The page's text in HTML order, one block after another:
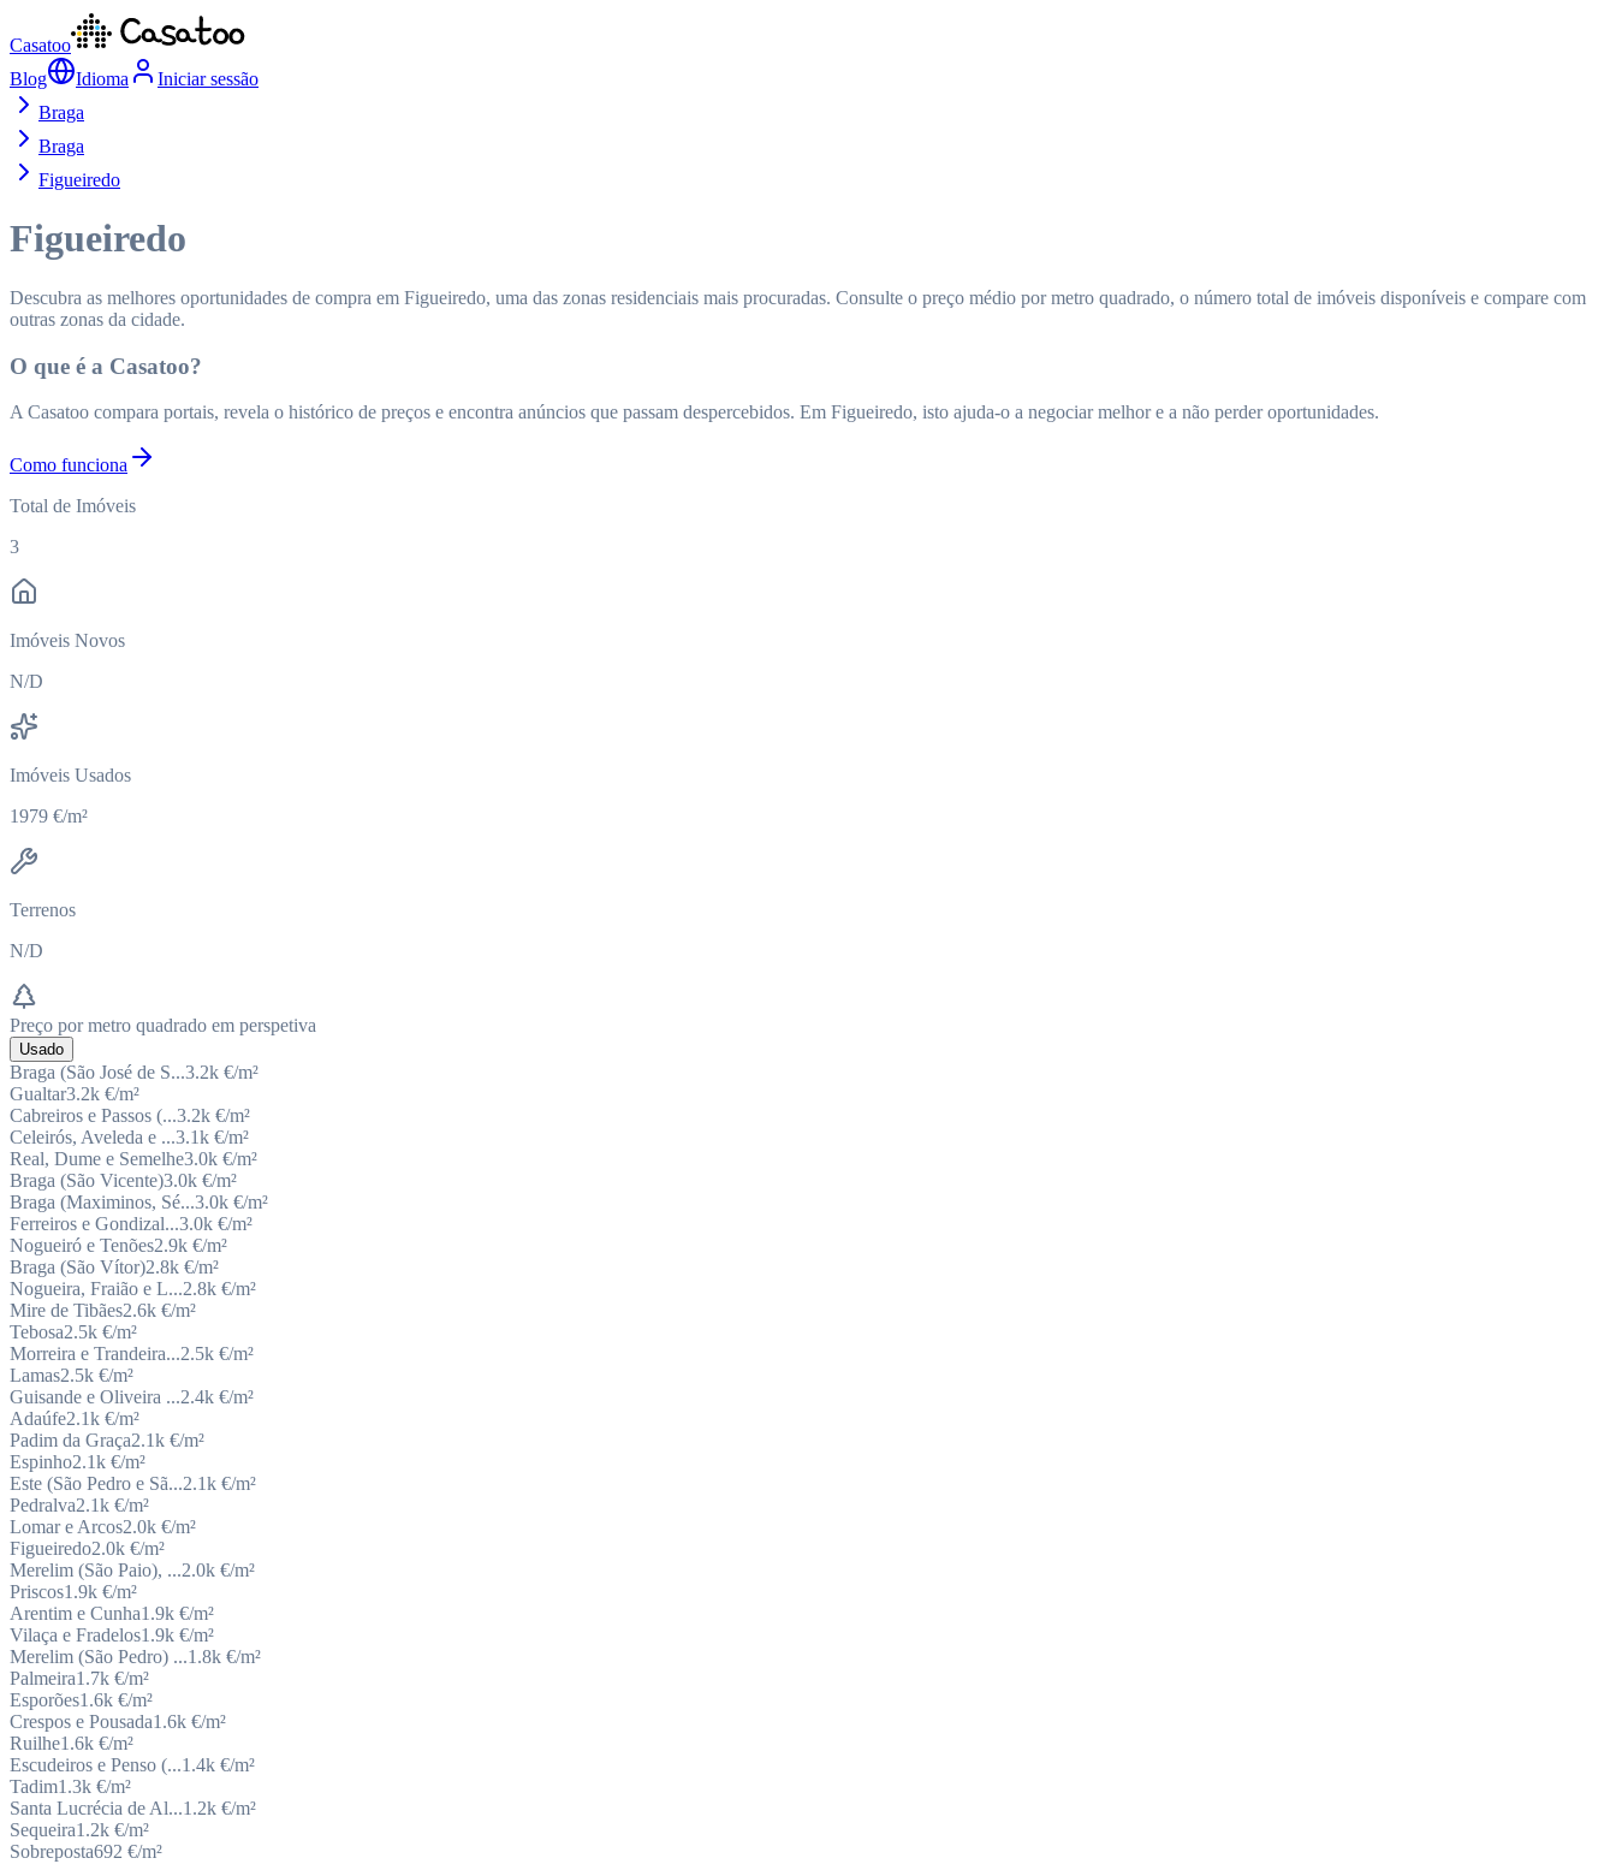
Casatoo
Blog
Idioma
Iniciar sessão
Braga
Braga
Figueiredo
Figueiredo
Descubra as melhores oportunidades de compra em Figueiredo, uma das zonas residenciais mais procuradas. Consulte o preço médio por metro quadrado, o número total de imóveis disponíveis e compare com
outras zonas da cidade.
O que é a Casatoo?
A Casatoo compara portais, revela o histórico de preços e encontra anúncios que passam despercebidos. Em Figueiredo, isto ajuda-o a negociar melhor e a não perder oportunidades.
Como funciona
Total de Imóveis
3
Imóveis Novos
N/D
Imóveis Usados
1979 €/m²
Terrenos
N/D
Preço por metro quadrado em perspetiva
Usado
Braga (São José de S...3.2k €/m²
Gualtar3.2k €/m²
Cabreiros e Passos (...3.2k €/m²
Celeirós, Aveleda e ...3.1k €/m²
Real, Dume e Semelhe3.0k €/m²
Braga (São Vicente)3.0k €/m²
Braga (Maximinos, Sé...3.0k €/m²
Ferreiros e Gondizal...3.0k €/m²
Nogueiró e Tenões2.9k €/m²
Braga (São Vítor)2.8k €/m²
Nogueira, Fraião e L...2.8k €/m²
Mire de Tibães2.6k €/m²
Tebosa2.5k €/m²
Morreira e Trandeira...2.5k €/m²
Lamas2.5k €/m²
Guisande e Oliveira ...2.4k €/m²
Adaúfe2.1k €/m²
Padim da Graça2.1k €/m²
Espinho2.1k €/m²
Este (São Pedro e Sã...2.1k €/m²
Pedralva2.1k €/m²
Lomar e Arcos2.0k €/m²
Figueiredo2.0k €/m²
Merelim (São Paio), ...2.0k €/m²
Priscos1.9k €/m²
Arentim e Cunha1.9k €/m²
Vilaça e Fradelos1.9k €/m²
Merelim (São Pedro) ...1.8k €/m²
Palmeira1.7k €/m²
Esporões1.6k €/m²
Crespos e Pousada1.6k €/m²
Ruilhe1.6k €/m²
Escudeiros e Penso (...1.4k €/m²
Tadim1.3k €/m²
Santa Lucrécia de Al...1.2k €/m²
Sequeira1.2k €/m²
Sobreposta692 €/m²